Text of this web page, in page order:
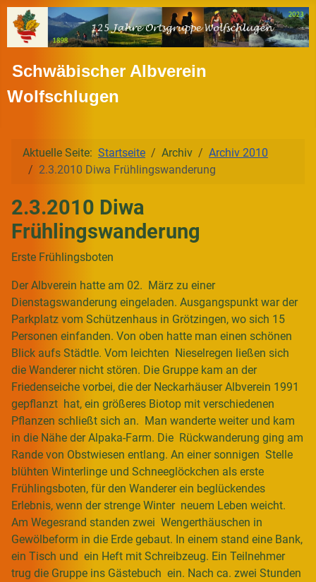
Schwäbischer Albverein
Wolfschlugen
Aktuelle Seite: Startseite Archiv
Archiv 2010
2.3.2010 Diwa Frühlingswanderung
2.3.2010 Diwa
Frühlingswanderung
Erste Frühlingsboten
Der Albverein hatte am 02. März zu einer
Dienstagswanderung eingeladen. Ausgangspunkt war der
Parkplatz vom Schützenhaus in Grötzingen, wo sich 15
Personen einfanden. Von oben hatte man einen schönen
Blick aufs Städtle. Vom leichten Nieselregen ließen sich
die Wanderer nicht stören. Die Gruppe kam an der
Friedenseiche vorbei, die der Neckarhäuser Albverein 1991
gepflanzt hat, ein größeres Biotop mit verschiedenen
Pflanzen schließt sich an. Man wanderte weiter und kam
in die Nähe der Alpaka-Farm. Die Rückwanderung ging am
Rande von Obstwiesen entlang. An einer sonnigen Stelle
blühten Winterlinge und Schneeglöckchen als erste
Frühlingsboten, für den Wanderer ein beglückendes
Erlebnis, wenn der strenge Winter neuem Leben weicht.
Am Wegesrand standen zwei Wengerthäuschen in
Gewölbeform in die Erde gebaut. In einem stand eine Bank,
ein Tisch und ein Heft mit Schreibzeug. Ein Teilnehmer
trug die Gruppe ins Gästebuch ein. Nach ca. zwei Stunden